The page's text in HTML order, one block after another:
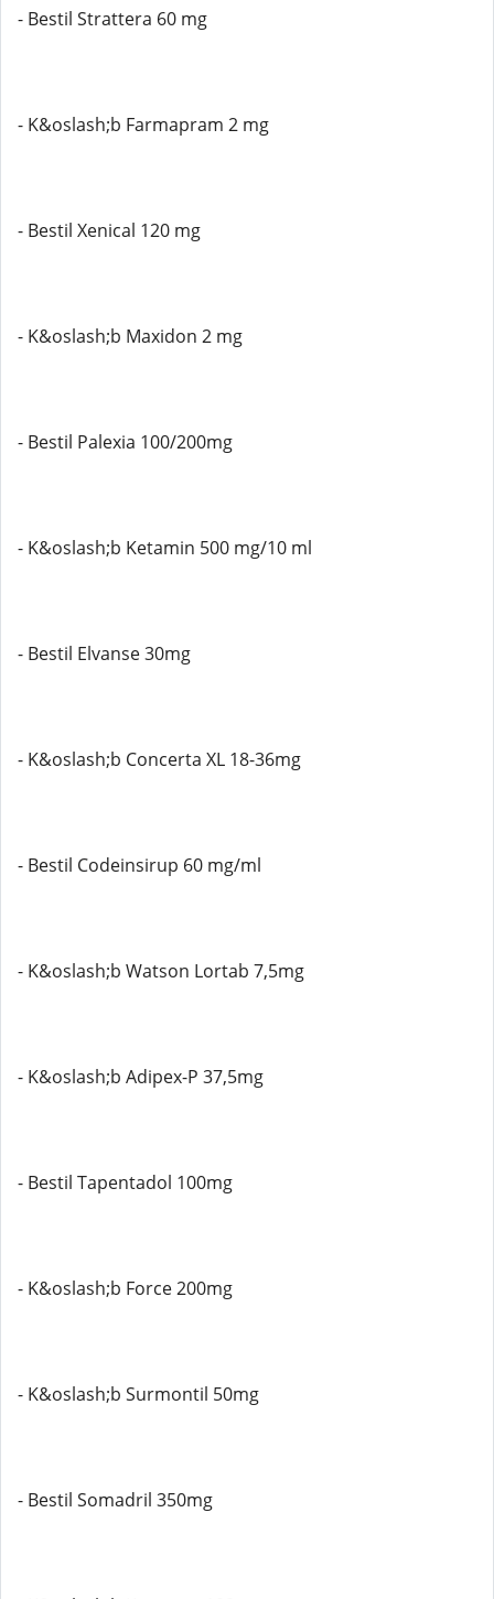
- Bestil Strattera 60 mg
- K&oslash;b Farmapram 2 mg
- Bestil Xenical 120 mg
- K&oslash;b Maxidon 2 mg
- Bestil Palexia 100/200mg
- K&oslash;b Ketamin 500 mg/10 ml
- Bestil Elvanse 30mg
- K&oslash;b Concerta XL 18-36mg
- Bestil Codeinsirup 60 mg/ml
- K&oslash;b Watson Lortab 7,5mg
- K&oslash;b Adipex-P 37,5mg
- Bestil Tapentadol 100mg
- K&oslash;b Force 200mg
- K&oslash;b Surmontil 50mg
- Bestil Somadril 350mg